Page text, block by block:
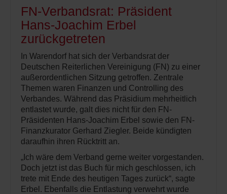
FN-Verbandsrat: Präsident
Hans-Joachim Erbel
zurückgetreten
In Warendorf hat sich der Verbandsrat der
Deutschen Reiterlichen Vereinigung (FN) zu einer
außerordentlichen Sitzung getroffen. Zentrale
Themen waren Finanzen und Controlling des
Verbandes. Während das Präsidium mehrheitlich
entlastet wurde, galt dies nicht für den FN-
Präsidenten Hans-Joachim Erbel sowie den FN-
Finanzkurator Gerhard Ziegler. Beide kündigten
daraufhin ihren Rücktritt an.
„Ich wäre dem Verband gerne weiter vorgestanden.
Doch jetzt ist das Buch für mich geschlossen, ich
trete mit Ende des heutigen Tages zurück“, sagte
Erbel. Ebenfalls die Entlastung verwehrt wurde